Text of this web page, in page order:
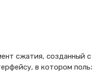
сжатия, созданный
в котором